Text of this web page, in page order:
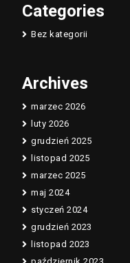
Categories
Bez kategorii
Archives
marzec 2026
luty 2026
grudzień 2025
listopad 2025
marzec 2025
maj 2024
styczeń 2024
grudzień 2023
listopad 2023